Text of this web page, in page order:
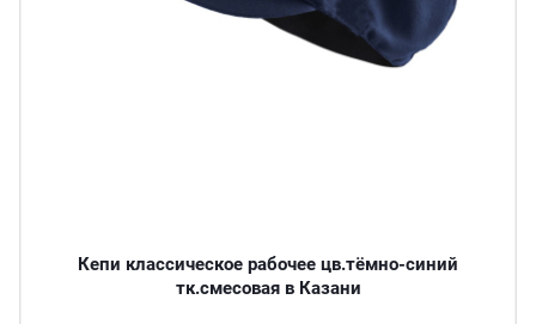
Кепи классическое рабочее цв.тёмно-синий
тк.смесовая в Казани